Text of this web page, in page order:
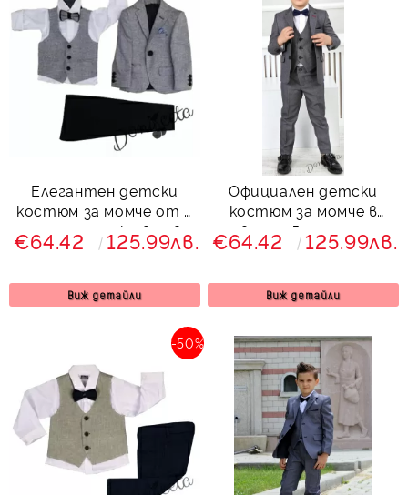
Елегантен детски
костюм за момче от 5
части със сако в сиво
€64.42 125.99лв.
Виж детайли
Официален детски
костюм за момче в
сиво от 5 части със
сако Сивина
€64.42 125.99лв.
Виж детайли
-50%